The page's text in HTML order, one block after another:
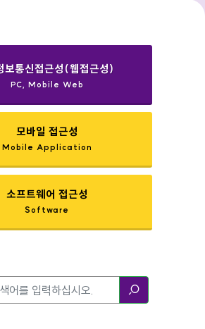
보통신접근성(웹접근성)
PC, Mobile Web
모바일 접근성
Mobile Application
소프트웨어 접근성
Software